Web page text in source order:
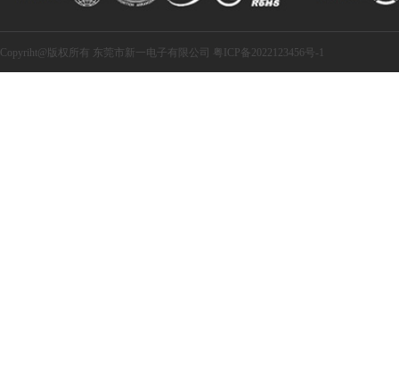
Copyriht@版权所有 东莞市新一电子有限公司 粤ICP备2022123456号-1